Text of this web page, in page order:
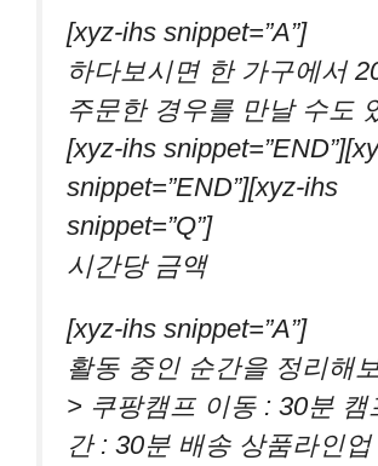
[xyz-ihs snippet=”A”]
하다보시면 한 가구에서
주문한 경우를 만날 수도
[xyz-ihs
snippet=”END”][xyz-ihs
snippet=”Q”]
시간당 금액
[xyz-ihs snippet=”A”]
활동 중인 순간을 정리해
> 쿠팡캠프 이동 : 30분 캠
간 : 30분 배송 상품라인